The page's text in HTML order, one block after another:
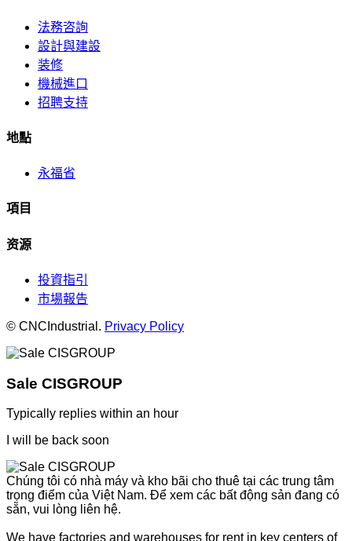
法務咨詢
設計與建設
装修
機械進口
招聘支持
地點
永福省
項目
资源
投資指引
市場報告
© CNCIndustrial. Privacy Policy
Sale CISGROUP
Typically replies within an hour
I will be back soon
Chúng tôi có nhà máy và kho bãi cho thuê tại các trung tâm
trọng điểm của Việt Nam. Để xem các bất động sản đang có
sẵn, vui lòng liên hệ.
We have factories and warehouses for rent in key centers of